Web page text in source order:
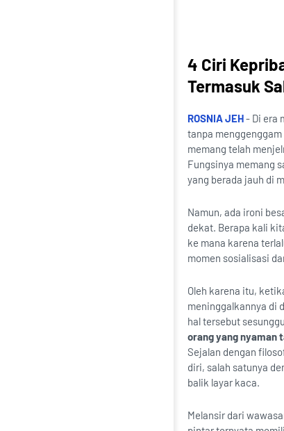
4 Ciri
Termasuk
ROSNIA JEH- Di era
tanpa menggenggam
memang telah
Fungsinya memang
yang berada jauh di
Namun, ada ironi
dekat. Berapa kali
ke mana karena
momen sosialisasi
Oleh karena itu,
meninggalkannya di
hal tersebut
orang yang nyaman
Sejalan dengan
diri, salah satunya
balik layar kaca.
Melansir dari